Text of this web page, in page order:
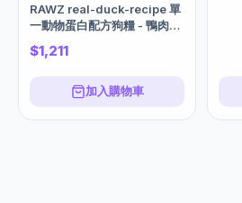
RAWZ real-duck-recipe 單
一動物蛋白配方狗糧 - 鴨肉
20LBS
$1,211
加入購物車